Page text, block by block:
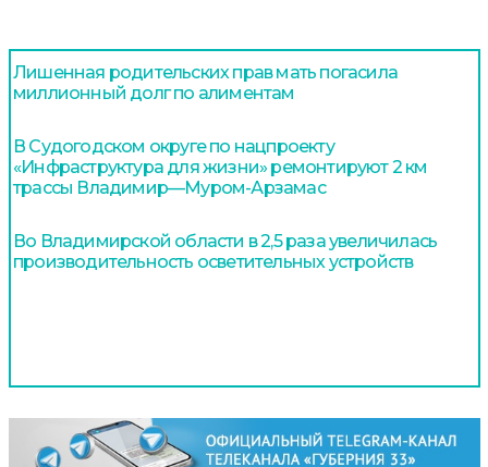
Лишенная родительских прав мать погасила
миллионный долг по алиментам
В Судогодском округе по нацпроекту
«Инфраструктура для жизни» ремонтируют 2 км
трассы Владимир—Муром-Арзамас
Во Владимирской области в 2,5 раза увеличилась
производительность осветительных устройств